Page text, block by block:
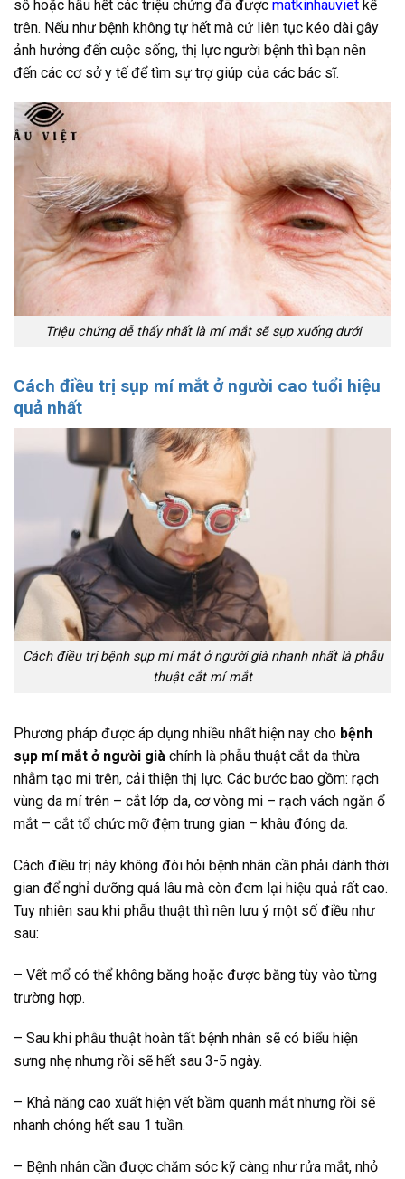
số hoặc hầu hết các triệu chứng đã được matkinhauviet kể
trên. Nếu như bệnh không tự hết mà cứ liên tục kéo dài gây
ảnh hưởng đến cuộc sống, thị lực người bệnh thì bạn nên
đến các cơ sở y tế để tìm sự trợ giúp của các bác sĩ.
Triệu chứng dễ thấy nhất là mí mắt sẽ sụp xuống dưới
Cách điều trị sụp mí mắt ở người cao tuổi hiệu
quả nhất
Cách điều trị bệnh sụp mí mắt ở người già nhanh nhất là phẫu
thuật cắt mí mắt
Phương pháp được áp dụng nhiều nhất hiện nay cho bệnh
sụp mí mắt ở người già chính là phẫu thuật cắt da thừa
nhằm tạo mi trên, cải thiện thị lực. Các bước bao gồm: rạch
vùng da mí trên – cắt lớp da, cơ vòng mi – rạch vách ngăn ổ
mắt – cắt tổ chức mỡ đệm trung gian – khâu đóng da.
Cách điều trị này không đòi hỏi bệnh nhân cần phải dành thời
gian để nghỉ dưỡng quá lâu mà còn đem lại hiệu quả rất cao.
Tuy nhiên sau khi phẫu thuật thì nên lưu ý một số điều như
sau:
– Vết mổ có thể không băng hoặc được băng tùy vào từng
trường hợp.
– Sau khi phẫu thuật hoàn tất bệnh nhân sẽ có biểu hiện
sưng nhẹ nhưng rồi sẽ hết sau 3-5 ngày.
– Khả năng cao xuất hiện vết bầm quanh mắt nhưng rồi sẽ
nhanh chóng hết sau 1 tuần.
– Bệnh nhân cần được chăm sóc kỹ càng như rửa mắt, nhỏ